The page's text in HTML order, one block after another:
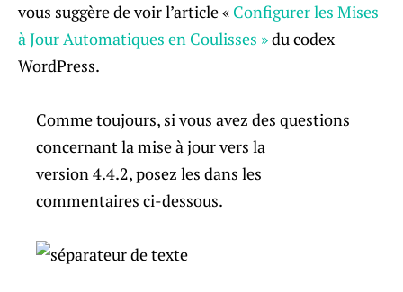
vous suggère de voir l’article « Configurer les Mises
à Jour Automatiques en Coulisses »du codex
WordPress.
Comme toujours, si vous avez des questions
concernant la mise à jour vers la
version 4.4.2, posez les dans les
commentaires ci-dessous.